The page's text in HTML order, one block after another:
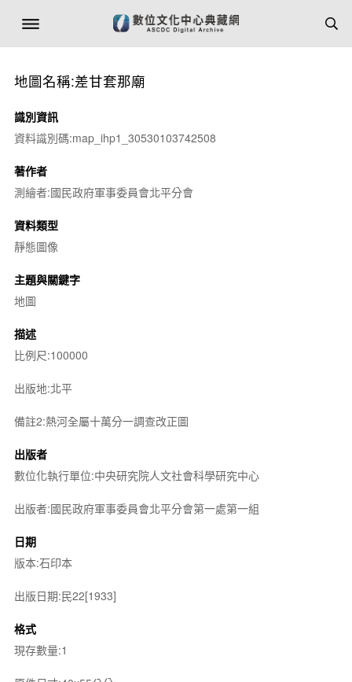
地圖名稱:差甘套那廟
識別資訊
資料識別碼:map_ihp1_30530103742508
著作者
測繪者:國民政府軍事委員會北平分會
資料類型
靜態圖像
主題與關鍵字
地圖
描述
比例尺:100000
出版地:北平
備註2:熱河全屬十萬分一調查改正圖
出版者
數位化執行單位:中央研究院人文社會科學研究中心
出版者:國民政府軍事委員會北平分會第一處第一組
日期
版本:石印本
出版日期:民22[1933]
格式
現存數量:1